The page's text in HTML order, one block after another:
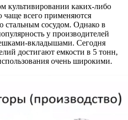
культивировании каких-либо
чаще всего применяются
стальным сосудом. Однако в
у производителей
вкладышами. Сегодня
достигают емкости в 5 тонн,
очень широкими.